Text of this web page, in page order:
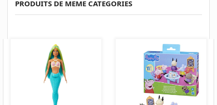
PRODUITS DE MEME CATEGORIES